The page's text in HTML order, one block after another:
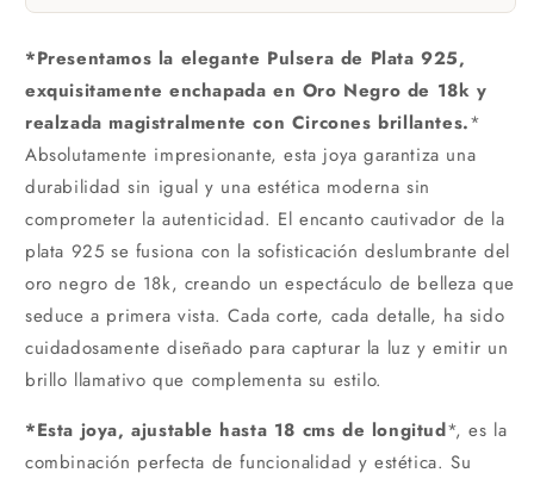
*Presentamos la elegante Pulsera de Plata 925,
exquisitamente enchapada en Oro Negro de 18k y
realzada magistralmente con Circones brillantes.*
Absolutamente impresionante, esta joya garantiza una
durabilidad sin igual y una estética moderna sin
comprometer la autenticidad. El encanto cautivador de la
plata 925 se fusiona con la sofisticación deslumbrante del
oro negro de 18k, creando un espectáculo de belleza que
seduce a primera vista. Cada corte, cada detalle, ha sido
cuidadosamente diseñado para capturar la luz y emitir un
brillo llamativo que complementa su estilo.
*Esta joya, ajustable hasta 18 cms de longitud*, es la
combinación perfecta de funcionalidad y estética. Su